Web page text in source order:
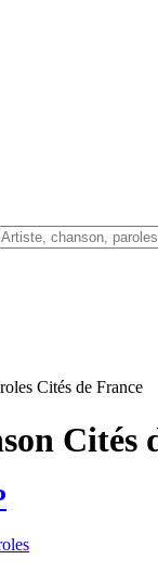
Cités de France
Cités